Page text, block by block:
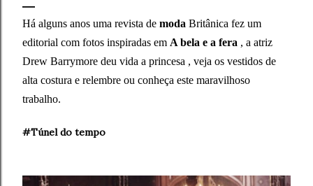
Há alguns anos uma revista de moda Britânica fez um
editorial com fotos inspiradas em A bela e a fera , a atriz
Drew Barrymore deu vida a princesa , veja os vestidos de
alta costura e relembre ou conheça este maravilhoso
trabalho.
#Túneldo tempo